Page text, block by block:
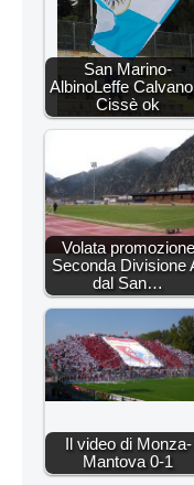
San Marino-
AlbinoLeffe
Cissè ok
Volata promozione
Seconda Divisione
dal San…
Il video di Monza-
Mantova 0-1